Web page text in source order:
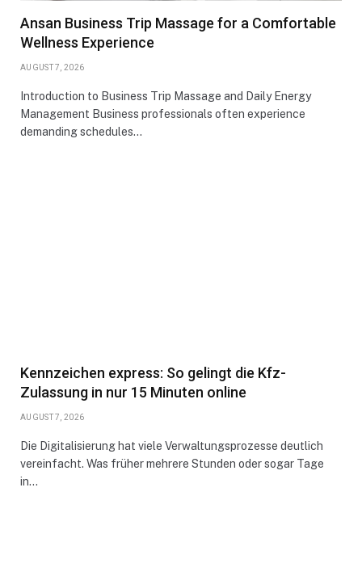
Ansan Business Trip Massage for a Comfortable
Wellness Experience
AUGUST 7, 2026
Introduction to Business Trip Massage and Daily Energy
Management Business professionals often experience
demanding schedules…
Kennzeichen express: So gelingt die Kfz-
Zulassung in nur 15 Minuten online
AUGUST 7, 2026
Die Digitalisierung hat viele Verwaltungsprozesse deutlich
vereinfacht. Was früher mehrere Stunden oder sogar Tage
in…